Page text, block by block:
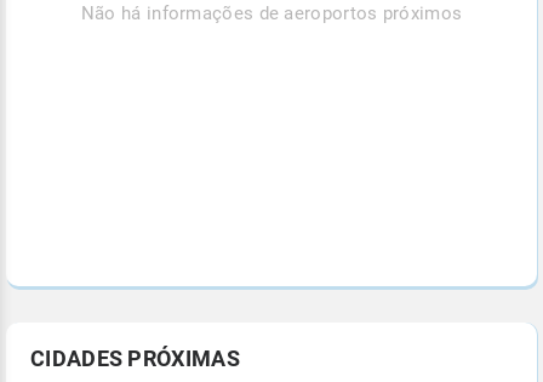
Não há informações de aeroportos próximos
CIDADES PRÓXIMAS